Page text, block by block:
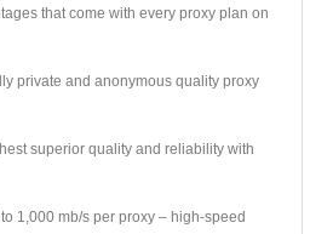
that come with every proxy plan on
private and anonymous quality proxy
superior quality and reliability with
1,000 mb/s per proxy – high-speed